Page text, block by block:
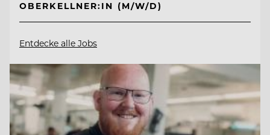
OBERKELLNER:IN (M/W/D)
Entdecke alle Jobs